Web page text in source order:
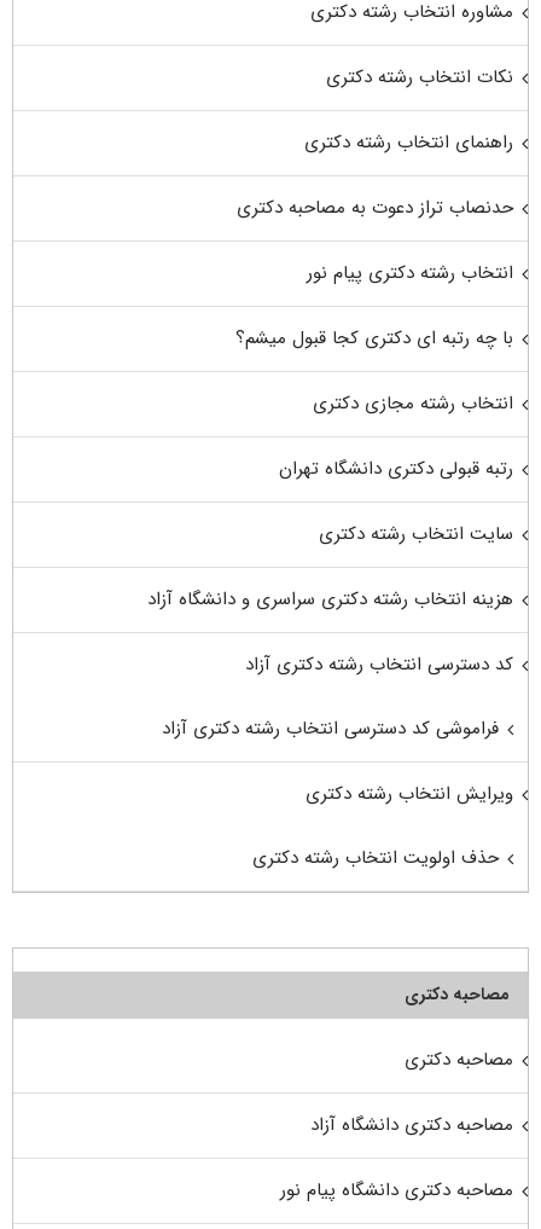
مشاوره انتخاب رشته دکتری
نکات انتخاب رشته دکتری
راهنمای انتخاب رشته دکتری
حدنصاب تراز دعوت به مصاحبه دکتری
انتخاب رشته دکتری پیام نور
با چه رتبه ای دکتری کجا قبول میشم؟
انتخاب رشته مجازی دکتری
رتبه قبولی دکتری دانشگاه تهران
سایت انتخاب رشته دکتری
هزینه انتخاب رشته دکتری سراسری و دانشگاه آزاد
کد دسترسی انتخاب رشته دکتری آزاد
فراموشی کد دسترسی انتخاب رشته دکتری آزاد
ویرایش انتخاب رشته دکتری
حذف اولویت انتخاب رشته دکتری
مصاحبه دکتری
مصاحبه دکتری
مصاحبه دکتری دانشگاه آزاد
مصاحبه دکتری دانشگاه پیام نور